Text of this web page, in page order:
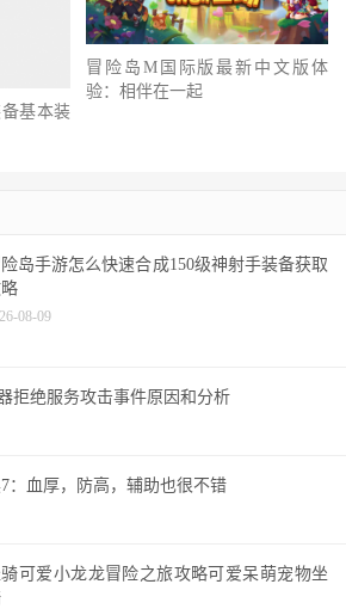
基本装
冒险岛M国际版最新中文版体
验：相伴在一起
岛手游怎么快速合成150级神射手装备获取
08-09
拒绝服务攻击事件原因和分析
：血厚，防高，辅助也很不错
可爱小龙龙冒险之旅攻略可爱呆萌宠物坐